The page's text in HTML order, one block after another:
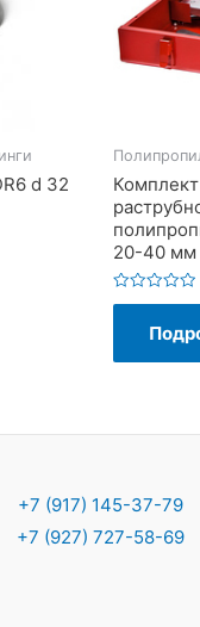
d 32
20-40 мм
Оценка
+7 (917) 145-37-79
+7 (927) 727-58-69